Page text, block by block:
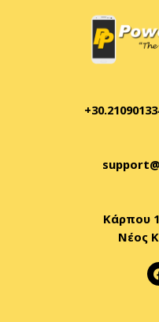
Κάρπου
Νέος